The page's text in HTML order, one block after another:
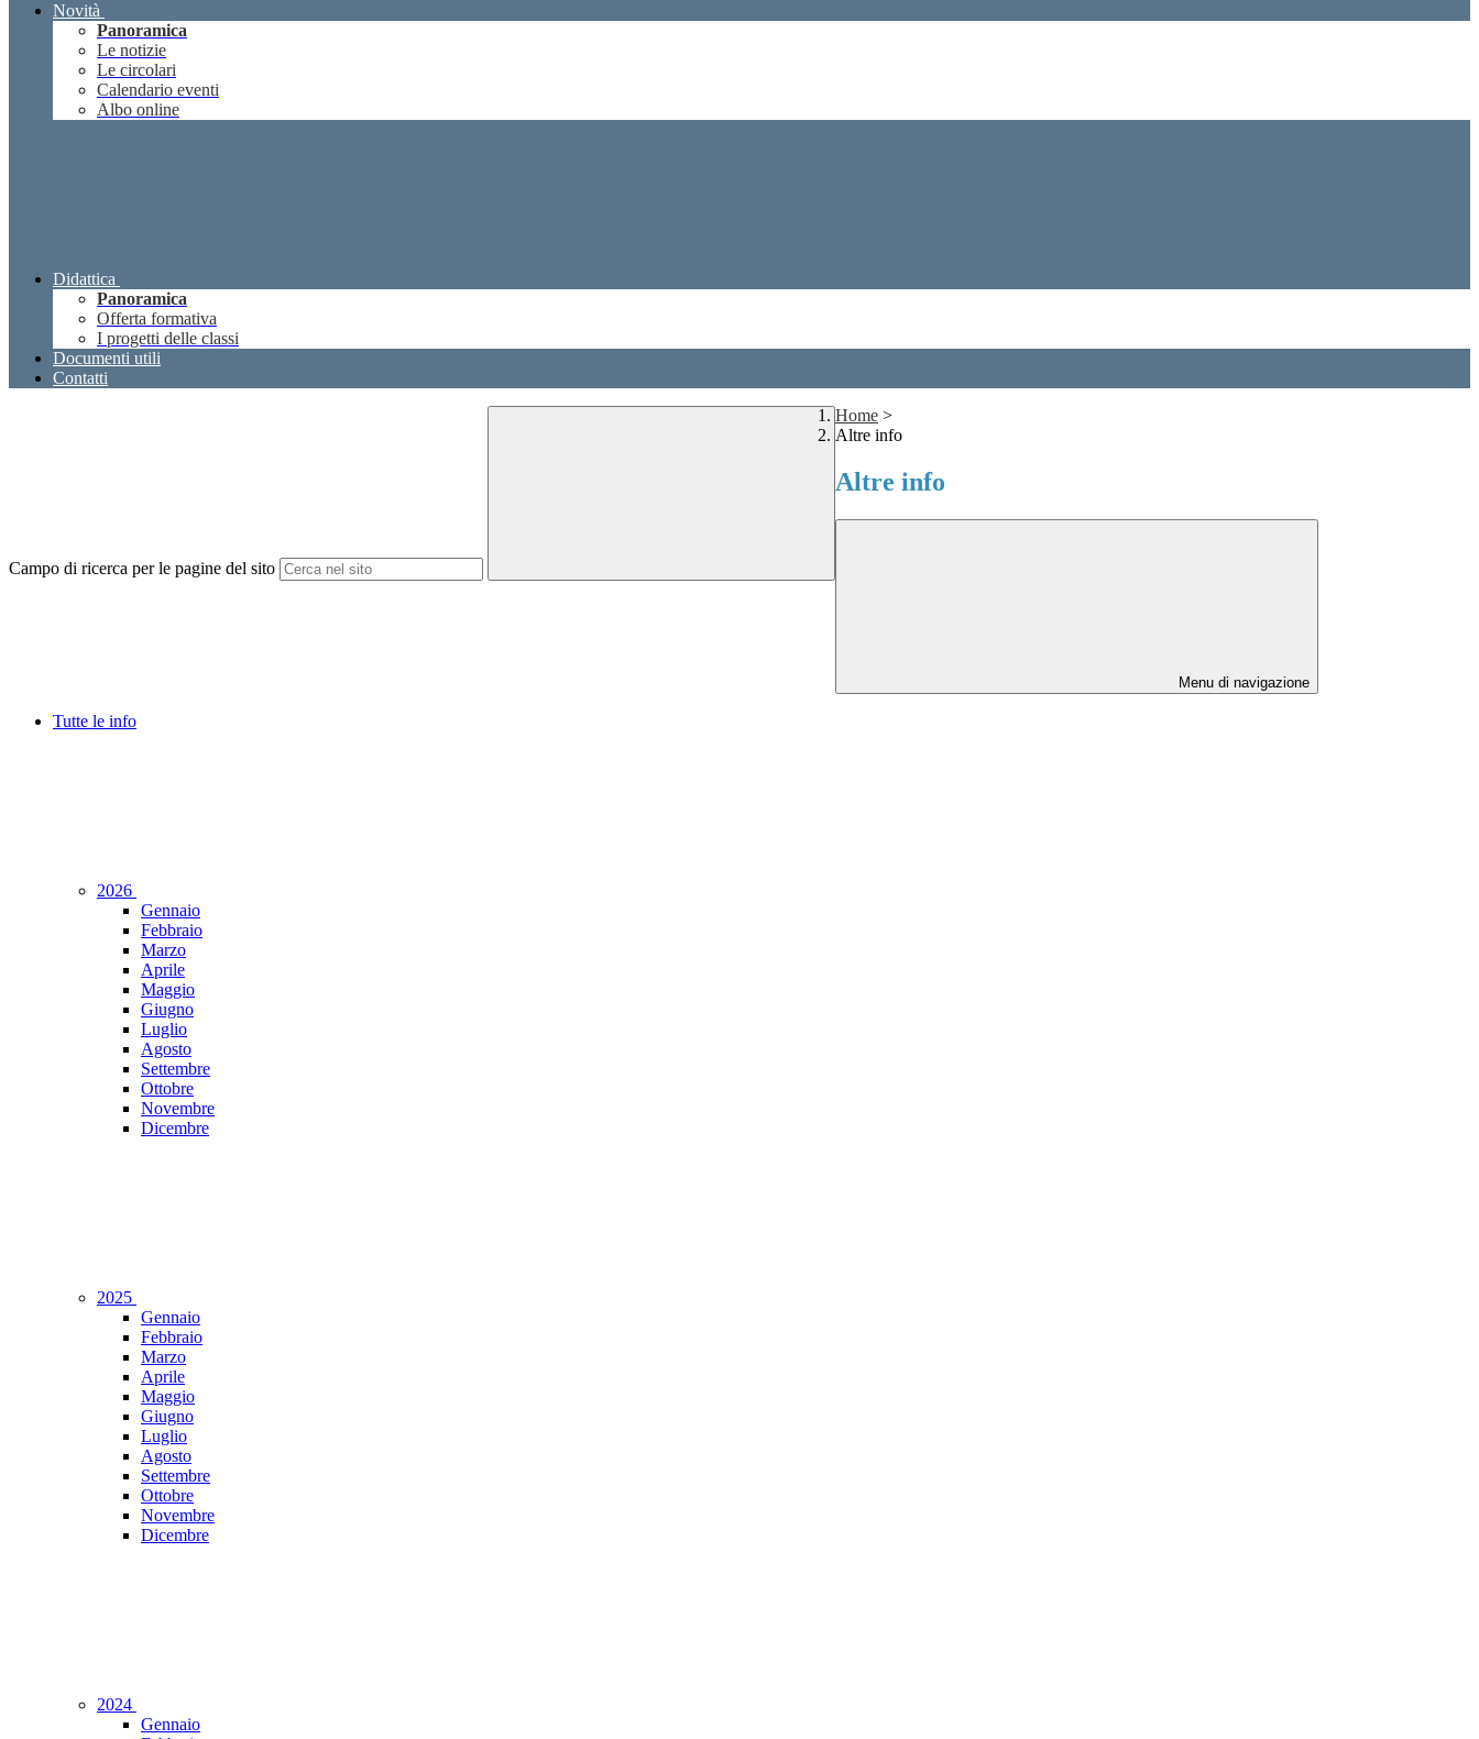
Novità
Panoramica
Le notizie
Le circolari
Calendario eventi
Albo online
Didattica
Panoramica
Offerta formativa
I progetti delle classi
Documenti utili
Contatti
Campo di ricerca per le pagine del sito
Home >
Altre info
Altre info
Menu di navigazione
Tutte le info
2026
Gennaio
Febbraio
Marzo
Aprile
Maggio
Giugno
Luglio
Agosto
Settembre
Ottobre
Novembre
Dicembre
2025
Gennaio
Febbraio
Marzo
Aprile
Maggio
Giugno
Luglio
Agosto
Settembre
Ottobre
Novembre
Dicembre
2024
Gennaio